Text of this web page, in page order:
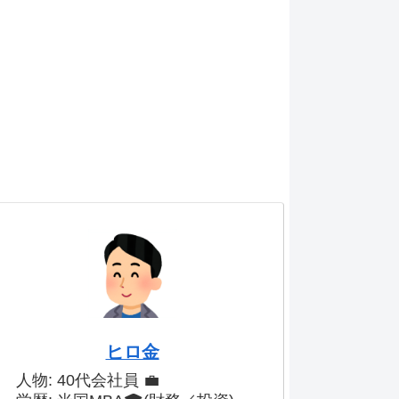
ヒロ金
人物: 40代会社員 💼